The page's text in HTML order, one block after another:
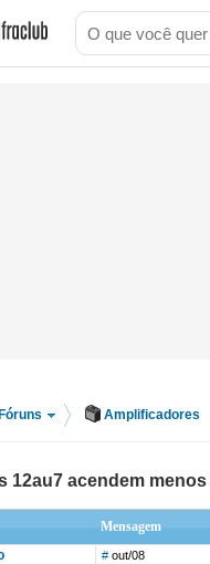
Fóruns Amplificadores
12au7 acendem
Mensagem
# out/08